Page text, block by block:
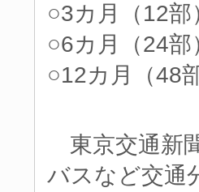
○3カ月（12
○6カ月（24
○12カ月（48
東京交通新
バスなど交通